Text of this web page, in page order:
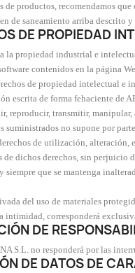
de productos, recomendamos
de saneamiento arriba descrito
DE PROPIEDAD
la propiedad industrial e
contenidos en la página
de propiedad intelectual
escrita de forma fehaciente de
reproducir, transmitir,
suministrados no supone por
de utilización, alteración,
de dichos derechos, sin perjuicio
siempre que se mantenga
del uso de materiales
intimidad, corresponderá
DE
S.L. no responderá por las
DE DATOS DE